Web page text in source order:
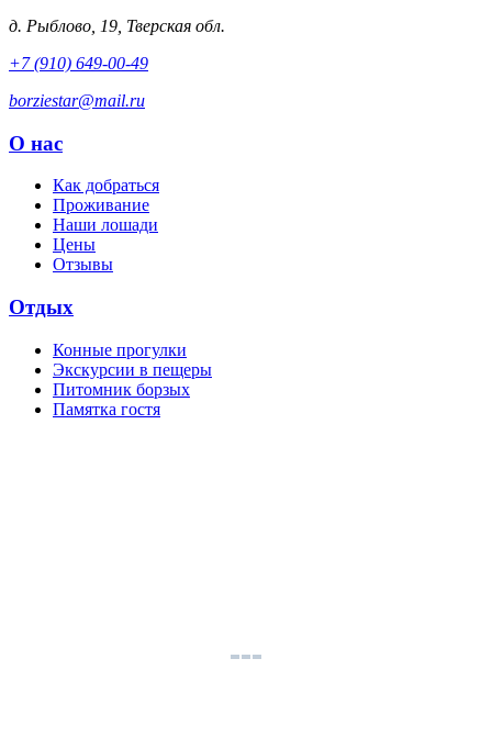
д. Рыблово 19 Тверская обл.
+7 (910) 649-00-49
borziestar@mail.ru
О нас
Как добраться
Проживание
Наши лошади
Цены
Отзывы
Отдых
Конные прогулки
Экскурсии в пещеры
Питомник борзых
Памятка гостя